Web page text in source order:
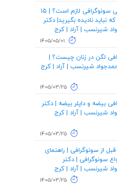
چه زمانی سونوگرافی لازم است؟ | ۱۵
نباید نادیده بگیرید| دکتر
شیرنسب | آراد | کرج
1405/05/01
لگن در زنان چیست؟ |
شیرنسب | آراد | کرج
1405/03/25
بیضه و داپلر بیضه | دکتر
شیرنسب | آراد | کرج
1405/03/25
از سونوگرافی | راهنمای
سونوگرافی | دکتر
شیرنسب | آراد | کرج
1405/03/25